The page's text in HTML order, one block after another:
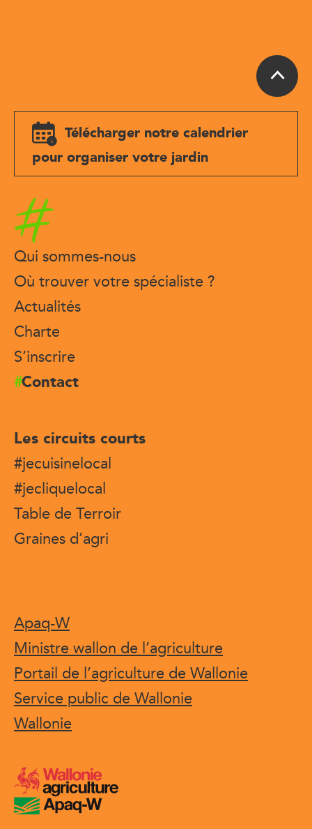
Télécharger notre calendrier
pour organiser votre jardin
Accueil
Qui sommes-nous
Où trouver votre spécialiste ?
Actualités
Charte
S’inscrire
Contact
Les circuits courts
#jecuisinelocal
#jecliquelocal
Table de Terroir
Graines d’agri
Apaq-W
Ministre wallon de l’agriculture
Portail de l’agriculture de Wallonie
Service public de Wallonie
Wallonie